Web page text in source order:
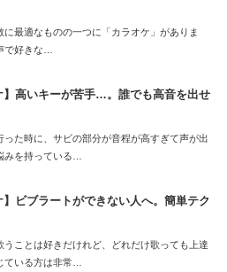
に最適なものの一つに「カラオケ」がありま
で好きな…
】高いキーが苦手…。誰でも高音を出せ
った時に、サビの部分が音程が高すぎて声が出
みを持っている…
】ビブラートができない人へ。簡単テク
うことは好きだけれど、どれだけ歌っても上達
ている方は非常…